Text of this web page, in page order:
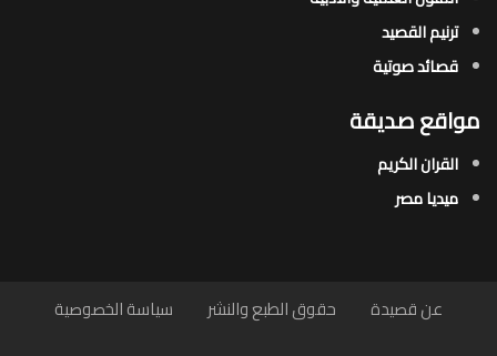
ترنيم القصيد
قصائد صوتية
مواقع صديقة
القران الكريم
ميديا مصر
عن قصيدة حقوق الطبع والنشر
سياسة الخصوصية